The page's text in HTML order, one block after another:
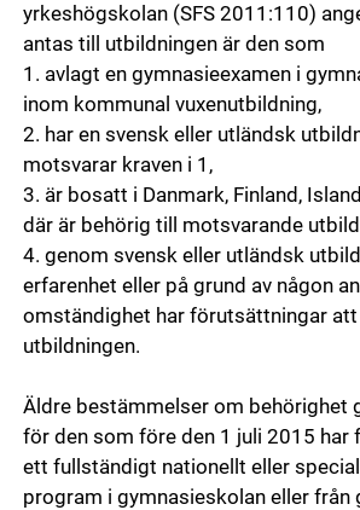
yrkeshögskolan (SFS 2011:110)
antas till utbildningen är den som
1. avlagt en gymnasieexamen i
inom kommunal vuxenutbildning,
2. har en svensk eller utländsk
motsvarar kraven i 1,
3. är bosatt i Danmark, Finland,
där är behörig till motsvarande
4. genom svensk eller utländsk
erfarenhet eller på grund av någon
omständighet har förutsättningar
utbildningen.
Äldre bestämmelser om behörighet
för den som före den 1 juli 2015 har
ett fullständigt nationellt eller
program i gymnasieskolan eller från